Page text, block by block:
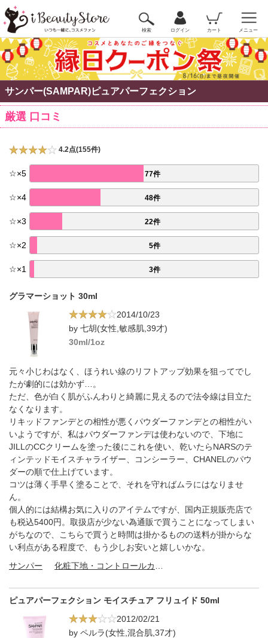
検索 ログイン カート メニュー
サンパー(SAMPAR)ピュアパーフェクション
厳選 口コミ
4.2点(155件)
☆×5 77件
☆×4 48件
☆×3 22件
☆×2 5件
☆×1 3件
グラマーショット 30ml
2014/10/23
by 七胡(女性,敏感肌,39才)
30ml/1oz
元々小じわはなく、ほうれい線のリフトアップ効果を狙ってでし
たが劇的には効かず…。
ただ、色が白く肌がふんわりと綺麗に見えるので法令線は目立た
なくなります。
リキッドファンデとの相性が悪くパウダーファンデとの相性がい
いようですが、私はパウダーファンデは使わないので、下地に
JILLのCCクリームを塗った後にこれを使い、乾いたらNARSのテ
ィンテッドモイスチャライザー、コンシーラー、CHANELのパウ
ダーの順で仕上げています。
コツは薄く手早く塗ることで、それを守ればムラにはなりませ
ん。
個人的には結構お気に入りのアイテムですが、国内正規販売店で
も税込5400円。取扱店が少ない為通販で買うことになってしまい
がちなので、こちらで買うと時間は掛かるものの送料が掛からな
い利点がある程度で、もう少しお安いと嬉しいかな。
サンパー
ピュアパーフェクション モイスチュア フリュイド 50ml
2012/02/21
by ペルラ(女性,混合肌,37才)